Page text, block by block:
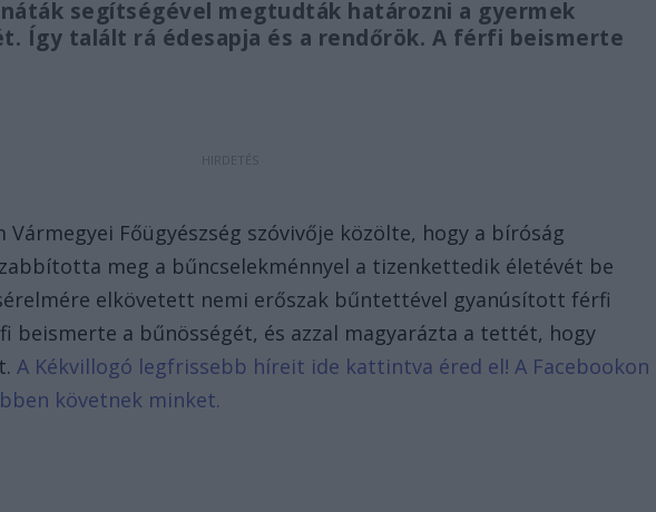
segítségével megtudták határozni a gyermek
Így talált rá édesapja és a rendőrök. A férfi beismerte
Vármegyei Főügyészség szóvivője közölte, hogy a bíróság
meg a bűncselekménnyel a tizenkettedik életévét be
elkövetett nemi erőszak bűntettével gyanúsított férfi
beismerte a bűnösségét, és azzal magyarázta a tettét, hogy
A Kékvillogó legfrissebb híreit ide kattintva éred el! A Facebookon
követnek minket.